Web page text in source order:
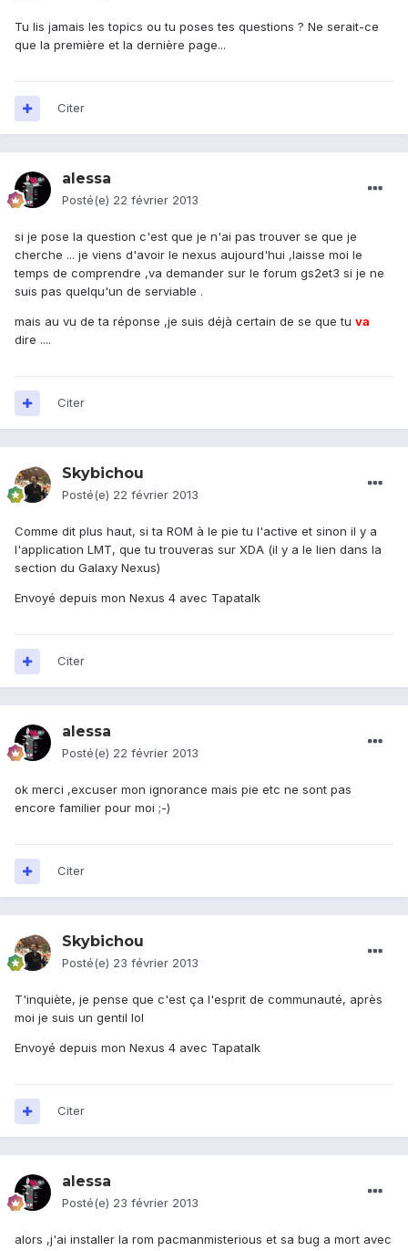
Tu lis jamais les topics ou tu poses tes questions ? Ne serait-ce
que la première et la dernière page...
Citer
alessa
Posté(e) 22 février 2013
si je pose la question c'est que je n'ai pas trouver se que je
cherche ... je viens d'avoir le nexus aujourd'hui ,laisse moi le
temps de comprendre ,va demander sur le forum gs2et3 si je ne
suis pas quelqu'un de serviable .
mais au vu de ta réponse ,je suis déjà certain de se que tu va
dire ....
Citer
Skybichou
Posté(e) 22 février 2013
Comme dit plus haut, si ta ROM à le pie tu l'active et sinon il y a
l'application LMT, que tu trouveras sur XDA (il y a le lien dans la
section du Galaxy Nexus)
Envoyé depuis mon Nexus 4 avec Tapatalk
Citer
alessa
Posté(e) 22 février 2013
ok merci ,excuser mon ignorance mais pie etc ne sont pas
encore familier pour moi ;-)
Citer
Skybichou
Posté(e) 23 février 2013
T'inquiète, je pense que c'est ça l'esprit de communauté, après
moi je suis un gentil lol
Envoyé depuis mon Nexus 4 avec Tapatalk
Citer
alessa
Posté(e) 23 février 2013
alors ,j'ai installer la rom pacmanmisterious et sa bug a mort avec